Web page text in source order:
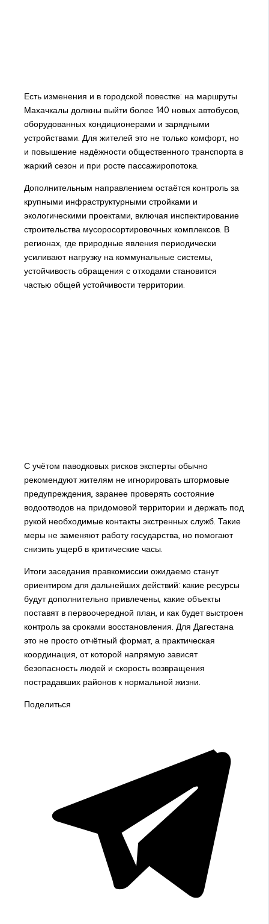
Есть изменения и в городской повестке: на маршруты
Махачкалы должны выйти более 140 новых автобусов,
оборудованных кондиционерами и зарядными
устройствами. Для жителей это не только комфорт, но
и повышение надёжности общественного транспорта в
жаркий сезон и при росте пассажиропотока.
Дополнительным направлением остаётся контроль за
крупными инфраструктурными стройками и
экологическими проектами, включая инспектирование
строительства мусоросортировочных комплексов. В
регионах, где природные явления периодически
усиливают нагрузку на коммунальные системы,
устойчивость обращения с отходами становится
частью общей устойчивости территории.
С учётом паводковых рисков эксперты обычно
рекомендуют жителям не игнорировать штормовые
предупреждения, заранее проверять состояние
водоотводов на придомовой территории и держать под
рукой необходимые контакты экстренных служб. Такие
меры не заменяют работу государства, но помогают
снизить ущерб в критические часы.
Итоги заседания правкомиссии ожидаемо станут
ориентиром для дальнейших действий: какие ресурсы
будут дополнительно привлечены, какие объекты
поставят в первоочередной план, и как будет выстроен
контроль за сроками восстановления. Для Дагестана
это не просто отчётный формат, а практическая
координация, от которой напрямую зависят
безопасность людей и скорость возвращения
пострадавших районов к нормальной жизни.
Поделиться